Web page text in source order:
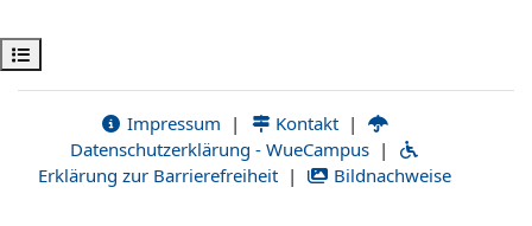
Kursindex öffnen
Impressum | Kontakt |
Datenschutzerklärung - WueCampus |
Erklärung zur Barrierefreiheit | Bildnachweise